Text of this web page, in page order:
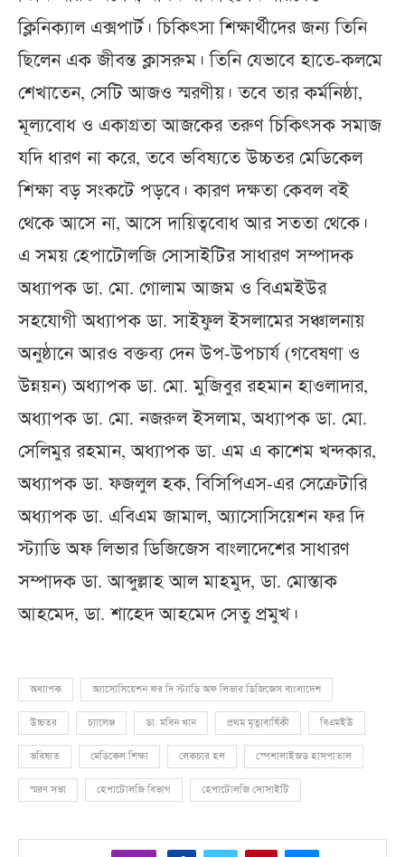
ক্লিনিক্যাল এক্সপার্ট। চিকিৎসা শিক্ষার্থীদের জন্য তিনি
ছিলেন এক জীবন্ত ক্লাসরুম। তিনি যেভাবে হাতে-কলমে
শেখাতেন, সেটি আজও স্মরণীয়। তবে তার কর্মনিষ্ঠা,
মূল্যবোধ ও একাগ্রতা আজকের তরুণ চিকিৎসক সমাজ
যদি ধারণ না করে, তবে ভবিষ্যতে উচ্চতর মেডিকেল
শিক্ষা বড় সংকটে পড়বে। কারণ দক্ষতা কেবল বই
থেকে আসে না, আসে দায়িত্ববোধ আর সততা থেকে।
এ সময় হেপাটোলজি সোসাইটির সাধারণ সম্পাদক
অধ্যাপক ডা. মো. গোলাম আজম ও বিএমইউর
সহযোগী অধ্যাপক ডা. সাইফুল ইসলামের সঞ্চালনায়
অনুষ্ঠানে আরও বক্তব্য দেন উপ-উপচার্য (গবেষণা ও
উন্নয়ন) অধ্যাপক ডা. মো. মুজিবুর রহমান হাওলাদার,
অধ্যাপক ডা. মো. নজরুল ইসলাম, অধ্যাপক ডা. মো.
সেলিমুর রহমান, অধ্যাপক ডা. এম এ কাশেম খন্দকার,
অধ্যাপক ডা. ফজলুল হক, বিসিপিএস-এর সেক্রেটারি
অধ্যাপক ডা. এবিএম জামাল, অ্যাসোসিয়েশন ফর দি
স্ট্যাডি অফ লিভার ডিজিজেস বাংলাদেশের সাধারণ
সম্পাদক ডা. আব্দুল্লাহ আল মাহমুদ, ডা. মোস্তাক
আহমেদ, ডা. শাহেদ আহমেদ সেতু প্রমুখ।
অধ্যাপক অ্যাসোসিয়েশন ফর দি স্ট্যাডি অফ লিভার ডিজিজেস বাংলাদেশ
উচ্চতর চ্যালেঞ্জ ডা. মবিন খান প্রথম মৃত্যুবার্ষিকী বিএমইউ
ভবিষ্যত মেডিকেল শিক্ষা লেকচার হল স্পেশালাইজড হাসপাতাল
স্মরণ সভা হেপাটোলজি বিভাগ হেপাটোলজি সোসাইটি